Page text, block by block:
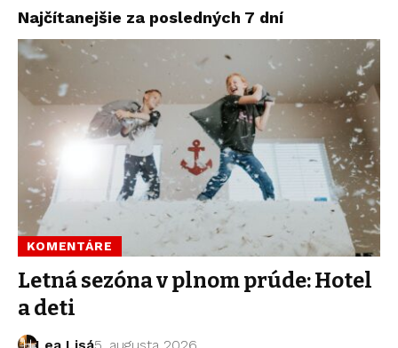
Najčítanejšie za posledných 7 dní
KOMENTÁRE
Letná sezóna v plnom prúde: Hotel
a deti
Lea Lisá5. augusta 2026